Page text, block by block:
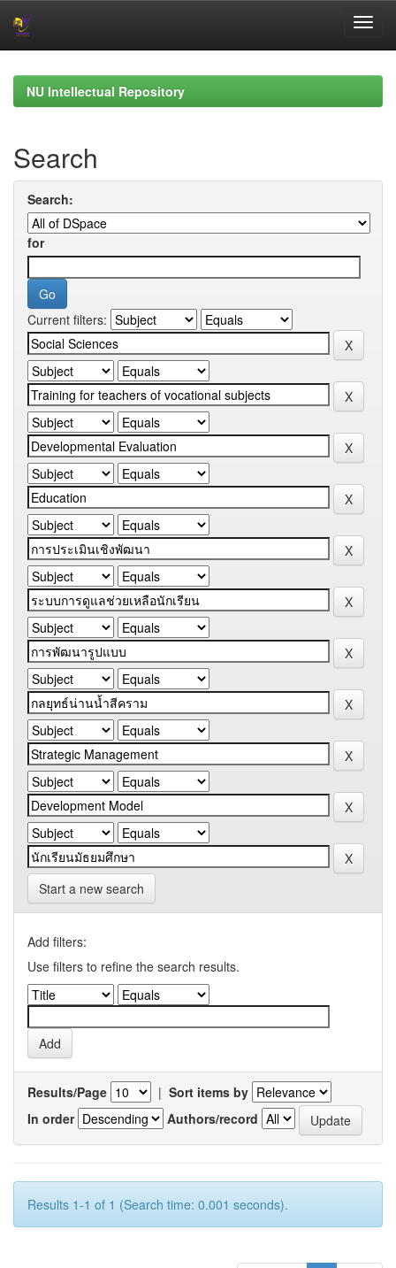
navigationNU Intellectual Repository
Search
Search:
for
Current filters:
Start a new search
Add filters:
Use filters to refine the search results.
Results/Page | Sort items by
In order
Authors/record
Results 1-1 of 1 (Search time: 0.001 seconds).